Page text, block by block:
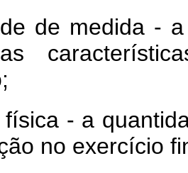
de medida -
as
- a
no exercício